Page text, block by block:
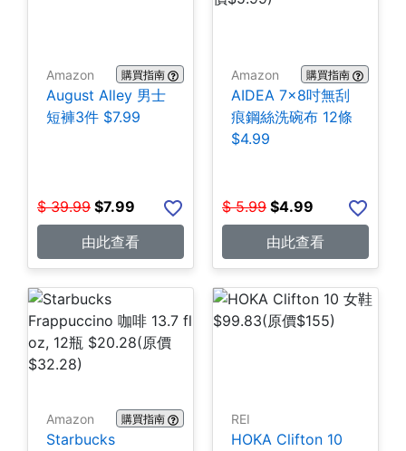
Amazon 購買指南
August Alley 男士
短褲3件 $7.99
$ 39.99 $7.99
由此查看
Amazon 購買指南
AIDEA 7×8吋無刮
痕鋼絲洗碗布 12條
$4.99
$ 5.99 $4.99
由此查看
Amazon 購買指南
Starbucks
REI
HOKA Clifton 10